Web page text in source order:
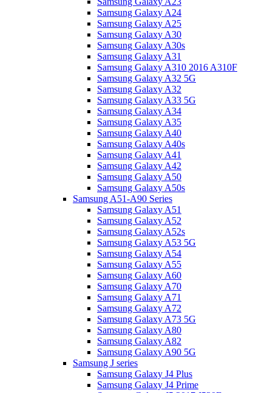
Samsung Galaxy A24
Samsung Galaxy A25
Samsung Galaxy A30
Samsung Galaxy A30s
Samsung Galaxy A31
Samsung Galaxy A310 2016 A310F
Samsung Galaxy A32 5G
Samsung Galaxy A32
Samsung Galaxy A33 5G
Samsung Galaxy A34
Samsung Galaxy A35
Samsung Galaxy A40
Samsung Galaxy A40s
Samsung Galaxy A41
Samsung Galaxy A42
Samsung Galaxy A50
Samsung Galaxy A50s
Samsung A51-A90 Series
Samsung Galaxy A51
Samsung Galaxy A52
Samsung Galaxy A52s
Samsung Galaxy A53 5G
Samsung Galaxy A54
Samsung Galaxy A55
Samsung Galaxy A60
Samsung Galaxy A70
Samsung Galaxy A71
Samsung Galaxy A72
Samsung Galaxy A73 5G
Samsung Galaxy A80
Samsung Galaxy A82
Samsung Galaxy A90 5G
Samsung J series
Samsung Galaxy J4 Plus
Samsung Galaxy J4 Prime